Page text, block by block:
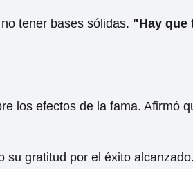
tener bases sólidas. "Hay que
los efectos de la fama. Afirmó
su gratitud por el éxito alcanzado.